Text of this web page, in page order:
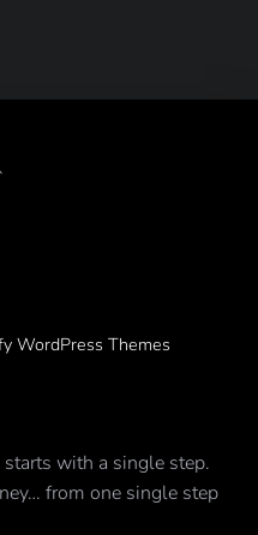
WordPress Themes
with a single step.
from one single step